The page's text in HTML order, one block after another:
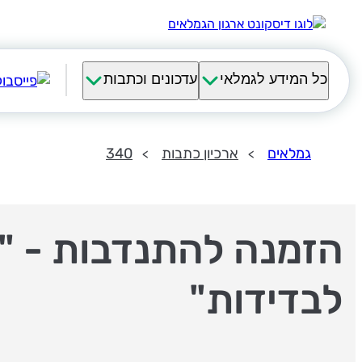
כל המידע לגמלאי עדכונים וכתבות
גמלאים ארכיון כתבות 340
הזמנה להתנדבות -
לבדידות"